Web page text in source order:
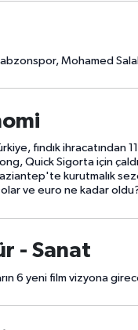
Mohamed
fındık ihracatından
Quick Sigorta için çaldı
kurutmalık
ve euro ne kadar
- Sanat
6 yeni film vizyona